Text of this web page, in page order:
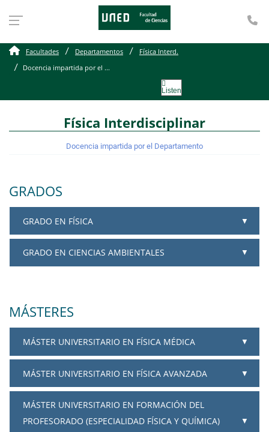
Docencia impartida por
Facultades Departamentos
Física Interd.
Docencia impartida por el ...
Listen
Física Interdisciplinar
Docencia impartida por el Departamento
GRADOS
GRADO EN FÍSICA
GRADO EN CIENCIAS AMBIENTALES
MÁSTERES
MÁSTER UNIVERSITARIO EN FÍSICA MÉDICA
MÁSTER UNIVERSITARIO EN FÍSICA AVANZADA
MÁSTER UNIVERSITARIO EN FORMACIÓN DEL
PROFESORADO (ESPECIALIDAD FÍSICA Y QUÍMICA)